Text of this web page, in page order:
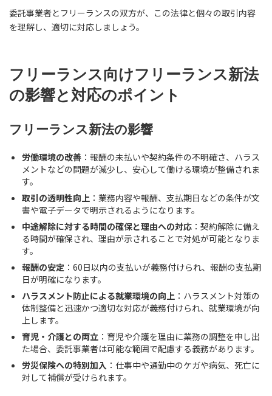
委託事業者とフリーランスの双方が、この法律と個々の取引内容
を理解し、適切に対応しましょう。
フリーランス向けフリーランス新法
の影響と対応のポイント
フリーランス新法の影響
労働環境の改善 ：報酬の未払いや契約条件の不明確さ、ハラス
メントなどの問題が減少し、安心して働ける環境が整備されま
す。
取引の透明性向上 ：業務内容や報酬、支払期日などの条件が文
書や電子データで明示されるようになります。
中途解除に対する時間の確保と理由への対応 ：契約解除に備え
る時間が確保され、理由が示されることで対処が可能となりま
す。
報酬の安定 ：60日以内の支払いが義務付けられ、報酬の支払期
日が明確になります。
ハラスメント防止による就業環境の向上 ：ハラスメント対策の
体制整備と迅速かつ適切な対応が義務付けられ、就業環境が向
上します。
育児・介護との両立 ：育児や介護を理由に業務の調整を申し出
た場合、委託事業者は可能な範囲で配慮する義務があります。
労災保険への特別加入 ：仕事中や通勤中のケガや病気、死亡に
対して補償が受けられます。